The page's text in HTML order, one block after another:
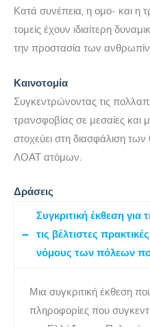
Κατά συνέπεια, η ομο- και η
τομείς έχουν ιδιαίτερη
την προστασία των
Καινοτομία
Συγκεντρώνοντας τις
τρανσφοβίας σε μεσαίες και
στοχεύει στη διασφάλιση
ΛΟΑΤ ατόμων.
Δράσεις
Συγκριτική έκθεση για
τις βέλτιστες
νόμους των πόλεων
Μια συγκριτική έκθεση
πληροφορίες που